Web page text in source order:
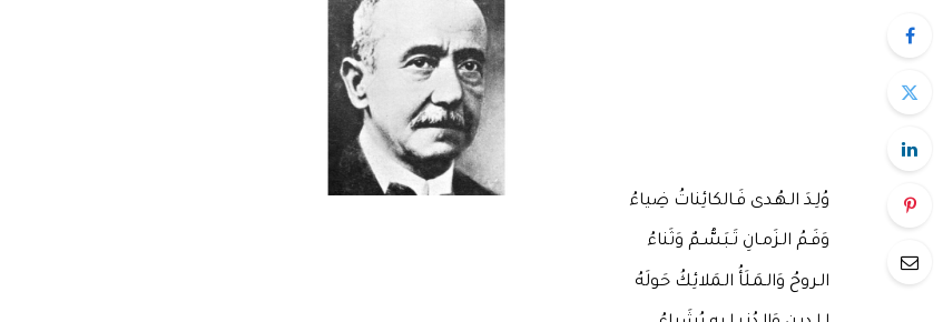
وُلِـدَ الـهُـدى فَـالكائِناتُ ضِياءُ
وَفَـمُ الـزَمـانِ تَـبَـسُّـمٌ وَثَناءُ
الـروحُ وَالـمَـلَأُ الـمَلائِكُ حَولَهُ